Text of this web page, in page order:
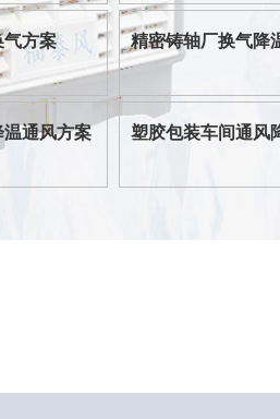
气方案 精密铸轴厂换气降
通风方案 塑胶包装车间通风